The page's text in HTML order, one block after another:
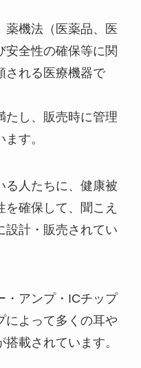
薬機法（医薬品、医
安全性の確保等に関
れる医療機器で
たし、販売時に管理
す。
る人たちに、健康被
確保して、聞こえ
設計・販売されてい
・アンプ・ICチップ
によって多くの耳や
載されています。